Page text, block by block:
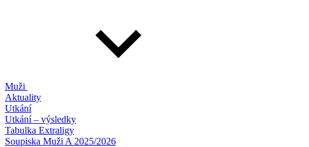
Muži
Aktuality
Utkání
Utkání – výsledky
Tabulka Extraligy
Soupiska Muži A 2025/2026